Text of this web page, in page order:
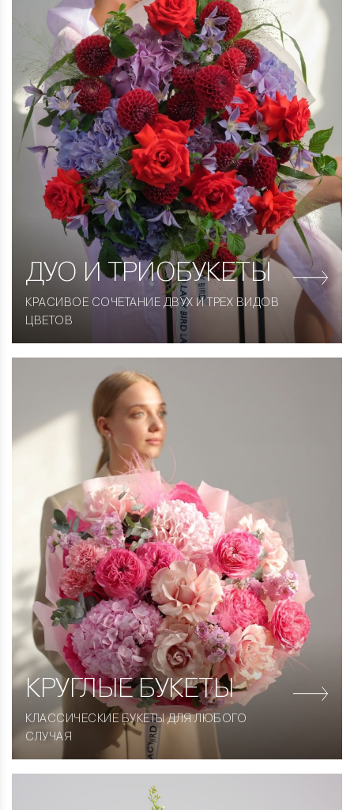
ДУО И ТРИОБУКЕТЫ
КРАСИВОЕ СОЧЕТАНИЕ ДВУХ И ТРЕХ ВИДОВ
ЦВЕТОВ
КРУГЛЫЕБУКЕТЫ
КЛАССИЧЕСКИЕ БУКЕТЫ ДЛЯ ЛЮБОГО
СЛУЧАЯ